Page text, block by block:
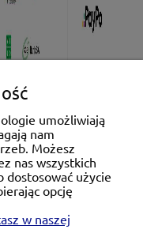
umożliwiają
nam
Możesz
nas wszystkich
dostosować użycie
opcję
w naszej